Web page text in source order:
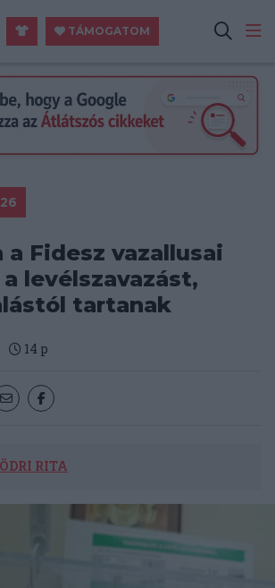
TÁMOGATOM
a Fidesz vazallusai
levélszavazást,
tartanak
14 p
RITA